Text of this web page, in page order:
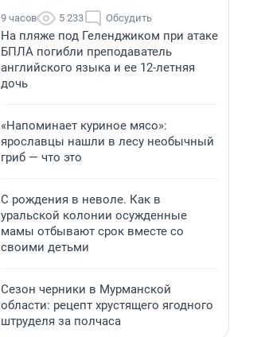
9 часов 5 233 Обсудить
На пляже под Геленджиком при атаке
БПЛА погибли преподаватель
английского языка и ее 12-летняя
дочь
«Напоминает куриное мясо»:
ярославцы нашли в лесу необычный
гриб — что это
С рождения в неволе. Как в
уральской колонии осужденные
мамы отбывают срок вместе со
своими детьми
Сезон черники в Мурманской
области: рецепт хрустящего ягодного
штруделя за полчаса